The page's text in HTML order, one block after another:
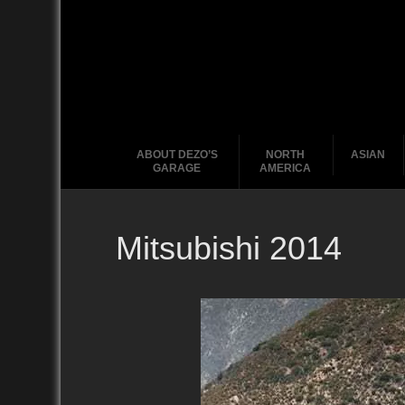
ABOUT DEZO’S
GARAGE
NORTH
AMERICA
ASIAN
Mitsubishi 2014